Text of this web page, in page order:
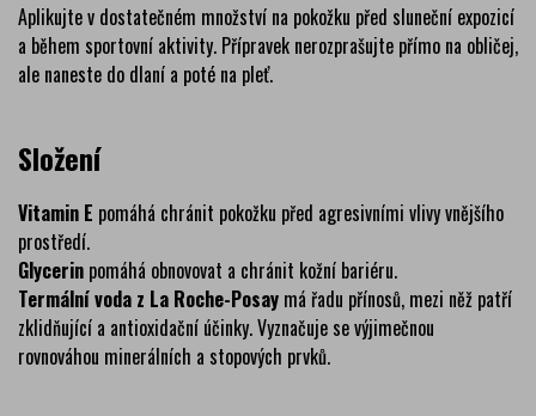
Aplikujte v dostatečném množství na pokožku před sluneční expozicí
a během sportovní aktivity. Přípravek nerozprašujte přímo na obličej,
ale naneste do dlaní a poté na pleť.
Složení
Vitamin E pomáhá chránit pokožku před agresivními vlivy vnějšího
prostředí.
Glycerin pomáhá obnovovat a chránit kožní bariéru.
Termální voda z La Roche-Posay má řadu přínosů, mezi něž patří
zklidňující a antioxidační účinky. Vyznačuje se výjimečnou
rovnováhou minerálních a stopových prvků.